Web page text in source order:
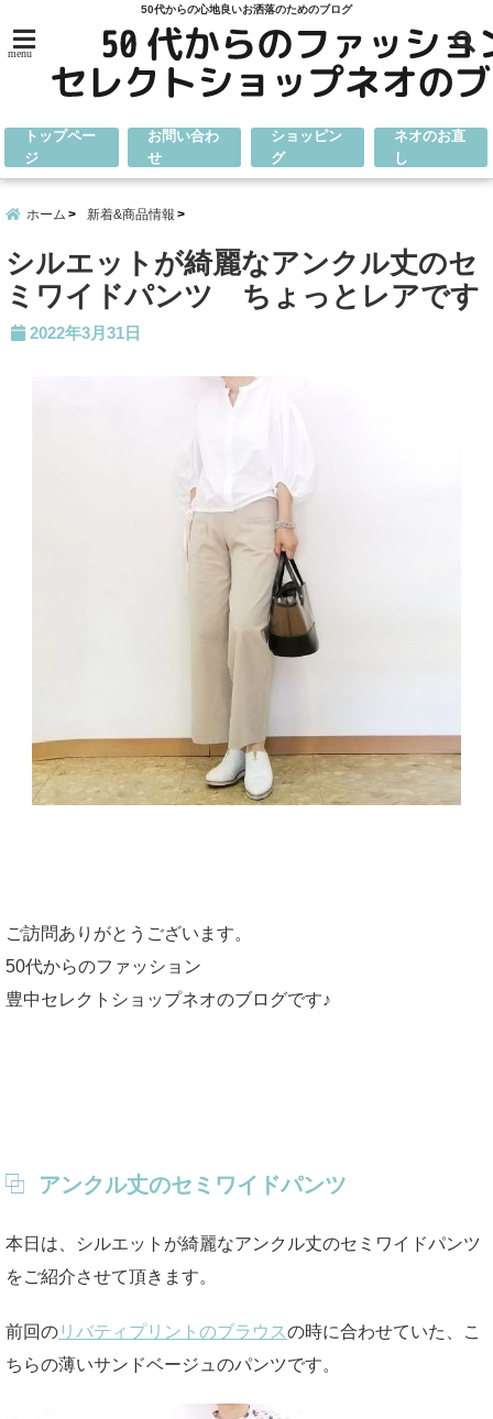
50代からの心地良いお洒落のためのブログ
menu
トップペー
ジ
お問い合わ
せ
ショッピン
グ
ネオのお直
し
ホーム 新着&商品情報
シルエットが綺麗なアンクル丈のセ
ミワイドパンツ ちょっとレアです
2022年3月31日
ご訪問ありがとうございます。
50代からのファッション
豊中セレクトショップネオのブログです♪
アンクル丈のセミワイドパンツ
本日は、シルエットが綺麗なアンクル丈のセミワイドパンツ
をご紹介させて頂きます。
前回の リバティプリントのブラウスの時に合わせていた、こ
ちらの薄いサンドベージュのパンツです。